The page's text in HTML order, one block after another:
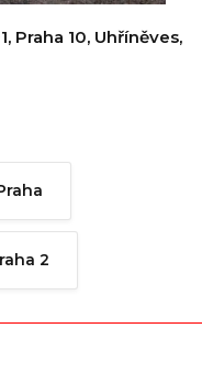
Praha 10, Uhříněves,
2